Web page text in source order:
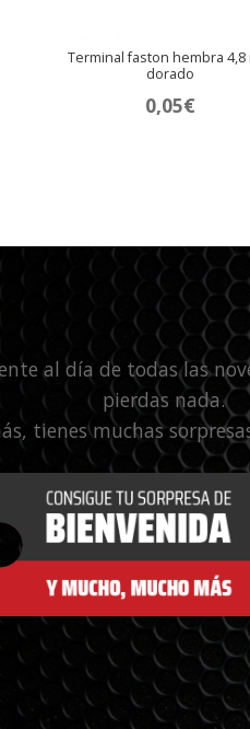
Terminal faston hembra 4,8
dorado
0,05€
al día de todas las
pierdas nada.
tienes muchas